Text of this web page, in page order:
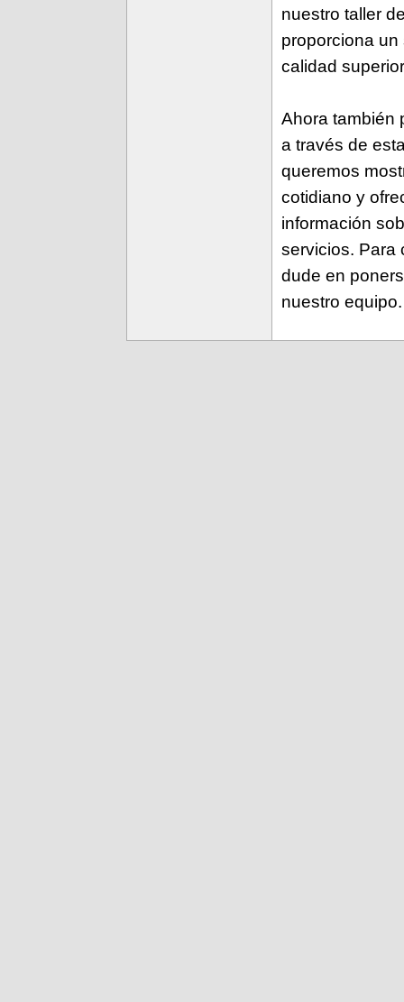
nuestro taller
proporciona
calidad
Ahora también
a través de
queremos
cotidiano y
información
servicios. Para
dude en
nuestro equipo.